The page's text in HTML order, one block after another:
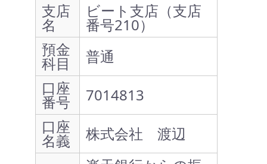
支店
名
ビート支店（支店
番号210）
預金
科目
普通
口座
番号
7014813
口座
名義
株式会社 渡辺